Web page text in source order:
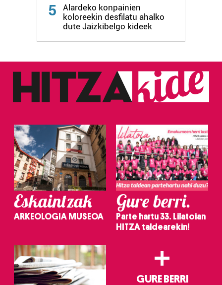
fitxategiak erabiltzen ditu. Zure esperientzia eta
zerbitzuak hobetzeko asmoz, cookie teknologiaz
irakurri
5
Alardeko konpainien
koloreekin desfilatu ahalko
dute Jaizkibelgo kideek
Eskaintzak
ARKEOLOGIA MUSEOA
Gure berri.
Parte hartu 33. Lilatoian
HITZA taldearekin!
+
GURE BERRI